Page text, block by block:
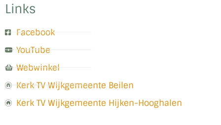
Links
Facebook
YouTube
Webwinkel
Kerk TV Wijkgemeente Beilen
Kerk TV Wijkgemeente Hijken-Hooghalen